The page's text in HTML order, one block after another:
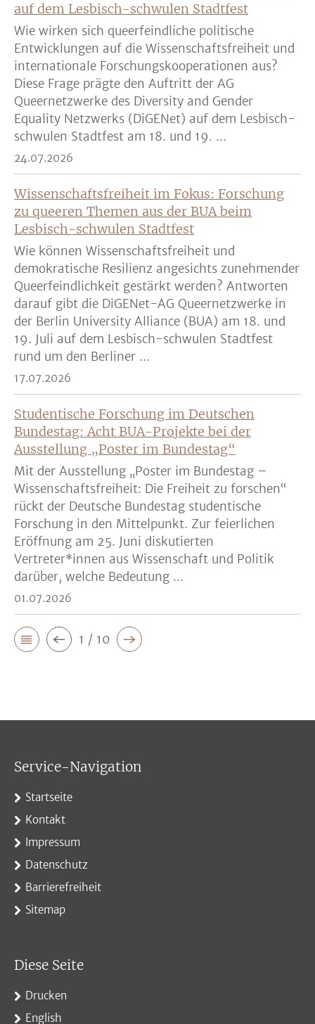
auf dem Lesbisch-schwulen Stadtfest
Wie wirken sich queerfeindliche politische
Entwicklungen auf die Wissenschaftsfreiheit und
internationale Forschungskooperationen aus?
Diese Frage prägte den Auftritt der AG
Queernetzwerke des Diversity and Gender
Equality Netzwerks (DiGENet) auf dem Lesbisch-
schwulen Stadtfest am 18. und 19. ...
24.07.2026
Wissenschaftsfreiheit im Fokus: Forschung
zu queeren Themen aus der BUA beim
Lesbisch-schwulen Stadtfest
Wie können Wissenschaftsfreiheit und
demokratische Resilienz angesichts zunehmender
Queerfeindlichkeit gestärkt werden? Antworten
darauf gibt die DiGENet-AG Queernetzwerke in
der Berlin University Alliance (BUA) am 18. und
19. Juli auf dem Lesbisch-schwulen Stadtfest
rund um den Berliner ...
17.07.2026
Studentische Forschung im Deutschen
Bundestag: Acht BUA-Projekte bei der
Ausstellung „Poster im Bundestag“
Mit der Ausstellung „Poster im Bundestag –
Wissenschaftsfreiheit: Die Freiheit zu forschen“
rückt der Deutsche Bundestag studentische
Forschung in den Mittelpunkt. Zur feierlichen
Eröffnung am 25. Juni diskutierten
Vertreter*innen aus Wissenschaft und Politik
darüber, welche Bedeutung ...
01.07.2026
1 / 10
Service-Navigation
Startseite
Kontakt
Impressum
Datenschutz
Barrierefreiheit
Sitemap
Diese Seite
Drucken
English